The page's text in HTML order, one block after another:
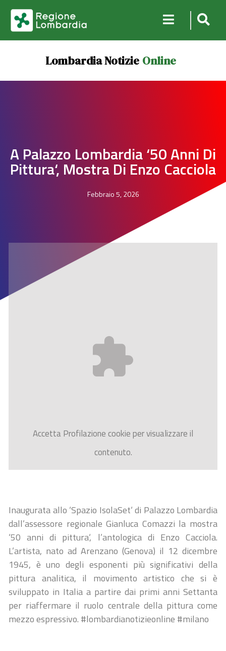
Lombardia Notizie Online
A Palazzo Lombardia ‘50 Anni Di
Pittura‘, Mostra Di Enzo Cacciola
Febbraio 5, 2026
AccettaProfilazionecookie per visualizzare il
contenuto.
Inaugurata allo ‘Spazio IsolaSet‘ di Palazzo Lombardia
dall’assessore regionale Gianluca Comazzi la mostra
‘50 anni di pittura‘, l’antologica di Enzo Cacciola.
L’artista, nato ad Arenzano (Genova) il 12 dicembre
1945, è uno degli esponenti più significativi della
pittura analitica, il movimento artistico che si è
sviluppato in Italia a partire dai primi anni Settanta
per riaffermare il ruolo centrale della pittura come
mezzo espressivo. #lombardianotizieonline #milano